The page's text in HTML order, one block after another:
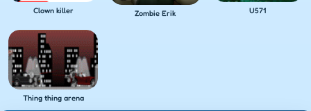
Clown killer Zombie Erik U571
Thing thing arena